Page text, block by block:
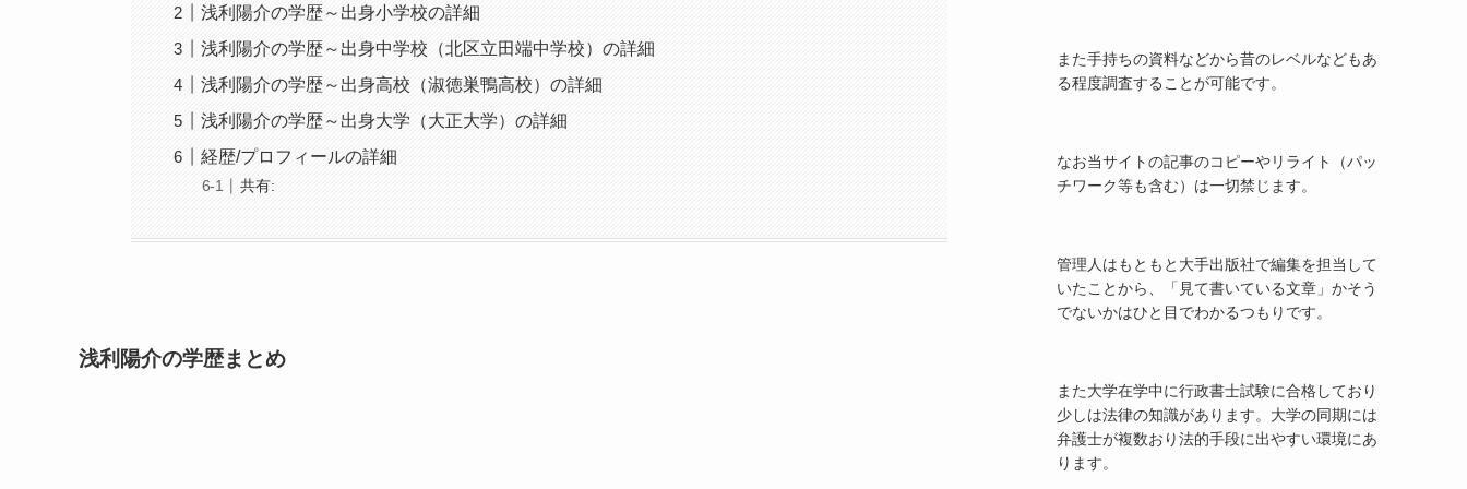
浅利陽介の学歴～出身小学校の詳細
浅利陽介の学歴～出身中学校（北区立田端中学校）の詳細
浅利陽介の学歴～出身高校（淑徳巣鴨高校）の詳細
浅利陽介の学歴～出身大学（大正大学）の詳細
経歴/プロフィールの詳細
共有:
浅利陽介の学歴まとめ
また手持ちの資料などから昔のレベルなどもあ
る程度調査することが可能です。
なお当サイトの記事のコピーやリライト（パッ
チワーク等も含む）は一切禁じます。
管理人はもともと大手出版社で編集を担当して
いたことから、「見て書いている文章」かそう
でないかはひと目でわかるつもりです。
また大学在学中に行政書士試験に合格しており
少しは法律の知識があります。大学の同期には
弁護士が複数おり法的手段に出やすい環境にあ
ります。